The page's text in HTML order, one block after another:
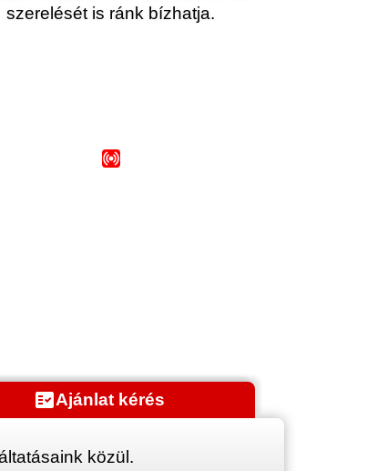
szerelését is ránk bízhatja.
fact_checkAjánlat kérés
közül.